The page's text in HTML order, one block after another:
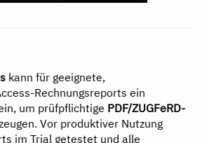
kann für geeignete,
Rechnungsreports ein
um prüfpflichtige PDF/ZUGFeRD-
Vor produktiver Nutzung
im Trial getestet und alle